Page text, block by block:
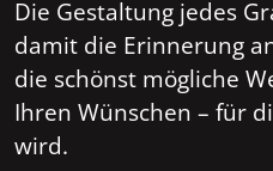
Die Gestaltung jedes
damit die Erinnerung
die schönst mögliche
Ihren Wünschen – für
wird.